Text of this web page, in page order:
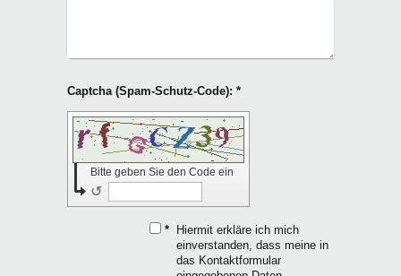
Captcha (Spam-Schutz-Code): *
Bitte geben Sie den Code ein
↺
*
Hiermit erkläre ich mich
einverstanden, dass meine in
das Kontaktformular